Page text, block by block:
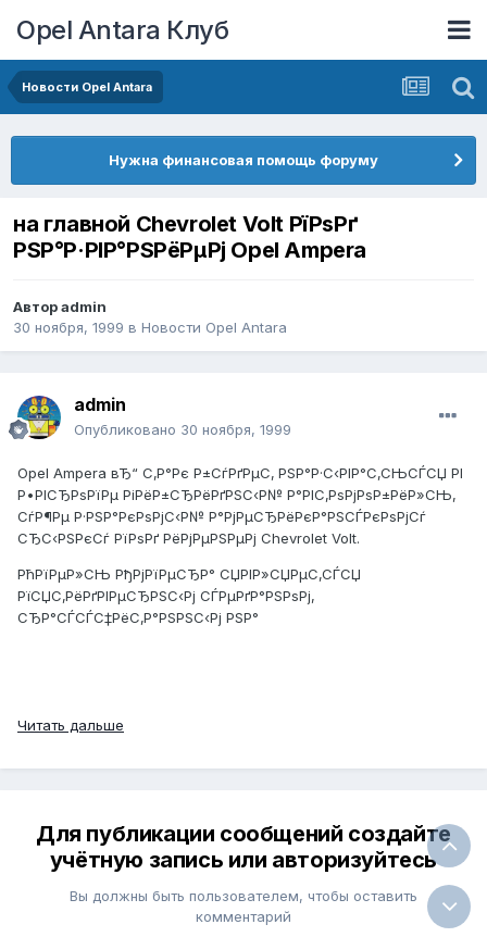
Opel Antara Клуб
Новости Opel Antara
Нужна финансовая помощь форуму
на главной Chevrolet Volt РїРѕРґ
РЅР°Р·РІР°РЅРёРµРј Opel Ampera
Авторadmin
30 ноября, 1999 в Новости Opel Antara
admin
Опубликовано 30 ноября, 1999
Opel Ampera вЂ“ С‚Р°Рє Р±СѓРґРµС‚ РЅР°Р·С‹РІР°С‚СЊСЃСЏ РІ
Р•РІСЂРѕРїРµ РіРёР±СЂРёРґРЅС‹Р№ Р°РІС‚РѕРјРѕР±РёР»СЊ,
СѓР¶Рµ Р·РЅР°РєРѕРјС‹Р№ Р°РјРµСЂРёРєР°РЅСЃРєРѕРјСѓ
СЂС‹РЅРєСѓ РїРѕРґ РёРјРµРЅРµРј Chevrolet Volt.
РћРїРµР»СЊ РђРјРїРµСЂР° СЏРІР»СЏРµС‚СЃСЏ
РїСЏС‚РёРґРІРµСЂРЅС‹Рј СЃРµРґР°РЅРѕРј,
СЂР°СЃСЃС‡РёС‚Р°РЅРЅС‹Рј РЅР°
Читать дальше
Для публикации сообщений создайте
учётную запись или авторизуйтесь
Вы должны быть пользователем, чтобы оставить
комментарий